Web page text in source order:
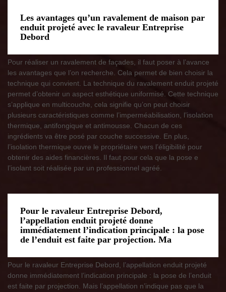
Les avantages qu’un ravalement de maison par
enduit projeté avec le ravaleur Entreprise
Debord
Pour réaliser un ravalement de façades, il faut poser à l’avance
les avantages que l’on recherche. Cela permet de bien choisir la
technique qui convient. La technique du ravalement enduit projeté
permet d’obtenir un aspect esthétique uniformisé. Cette technique
s’applique en multicouche, cela signifie qu’on peut choisir
plusieurs caractéristiques comme l’imperméabilisation, l’isolation
thermique, antifongique et antimousse. Chacun de ces
ingrédients va être posé par couche successive. En plus,
l’isolation thermique ouvre le propriétaire vers l’éligibilité pour
obtenir des aides financières. Il faut pour cela que la pose e
l’isolant soit réalisée par un professionnel agréé.
Pour le ravaleur Entreprise Debord,
l’appellation enduit projeté donne
immédiatement l’indication principale : la pose
de l’enduit est faite par projection. Ma
Pour le ravaleur Entreprise Debord, l’appellation enduit projeté
donne immédiatement l’indication principale : la pose de l’enduit
est faite par projection. Mais l’appellation n’indique pas que la